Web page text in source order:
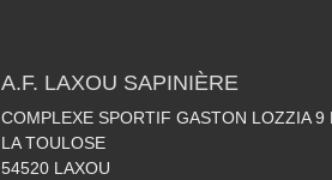
A.F. LAXOU SAPINIÈRE
COMPLEXE SPORTIF GASTON LOZZIA 9
LA TOULOSE
54520 LAXOU